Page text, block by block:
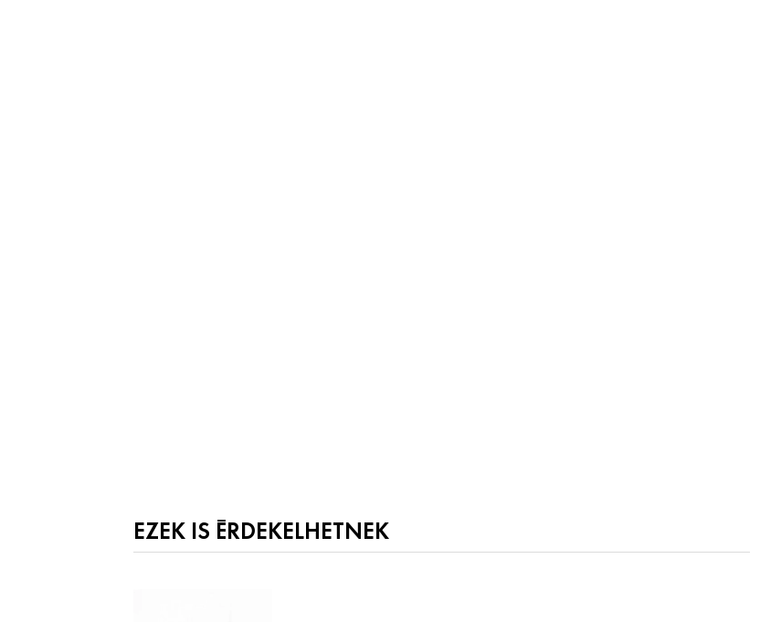
EZEK IS ÉRDEKELHETNEK